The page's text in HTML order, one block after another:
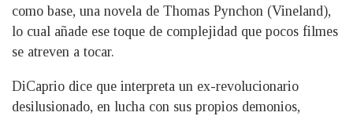
como base, una novela de Thomas Pynchon (Vineland),
lo cual añade ese toque de complejidad que pocos filmes
se atreven a tocar.
DiCaprio dice que interpreta un ex-revolucionario
desilusionado, en lucha con sus propios demonios,